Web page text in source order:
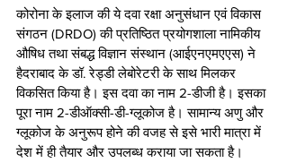
कोरोना के इलाज की ये दवा रक्षा अनुसंधान एवं विकास
संगठन (DRDO) की प्रतिष्ठित प्रयोगशाला नामिकीय
औषिध तथा संबद्ध विज्ञान संस्थान (आईएनएमएएस) ने
हैदराबाद के डॉ. रेड्डी लेबोरेटरी के साथ मिलकर
विकसित किया है। इस दवा का नाम 2-डीजी है। इसका
पूरा नाम 2-डीऑक्सी-डी-ग्लूकोज है। सामान्य अणु और
ग्लूकोज के अनुरूप होने की वजह से इसे भारी मात्रा में
देश में ही तैयार और उपलब्ध कराया जा सकता है।